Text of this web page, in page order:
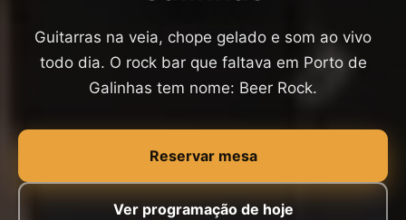
Guitarras na veia, chope gelado e som ao vivo
todo dia. O rock bar que faltava em Porto de
Galinhas tem nome: Beer Rock.
Reservar mesa
Ver programação de hoje